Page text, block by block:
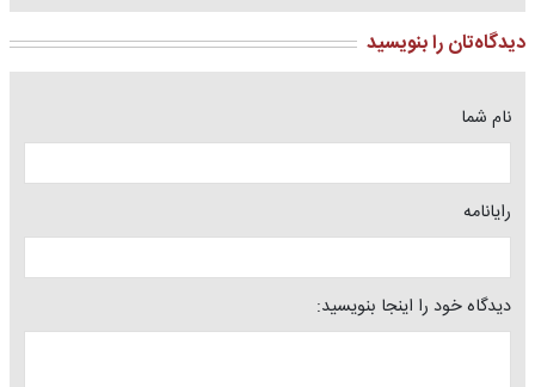
دیدگاه‌تان را بنویسید
نام شما
رایانامه
دیدگاه خود را اینجا بنویسید: